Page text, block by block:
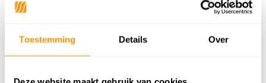
Toestemming Details Over
Anti allergie
Gecertificeerd OEKO-TEX®